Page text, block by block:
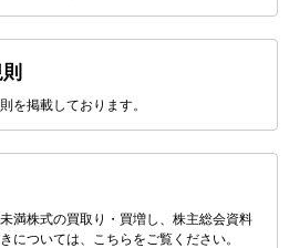
を掲載しております。
満株式の買取り・買増し、株主総会資料
については、こちらをご覧ください。